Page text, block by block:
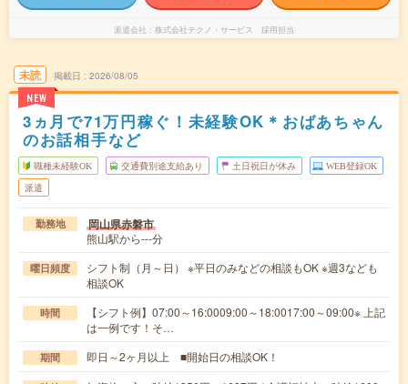
派遣会社 株式会社テクノ・サービス 採用担当
未読
NEW
掲載日 2026/08/05
3ヵ月で71万円稼ぐ！未経験OK＊おばあちゃん
のお話相手など
職種未経験OK 交通費別途支給あり 土日祝日が休み WEB登録OK
派遣
勤務地 岡山県赤磐市
熊山駅から---分
曜日頻度
シフト制（月～日） ※平日のみなどの相談もOK ※週3なども
相談OK
時間
【シフト例】07:00～16:0009:00～18:0017:00～09:00※ 上記
は一例です！そ…
期間 即日～2ヶ月以上 ■開始日の相談OK！